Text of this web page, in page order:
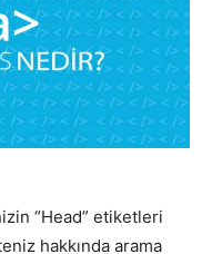
“Head” etiketleri
hakkında arama